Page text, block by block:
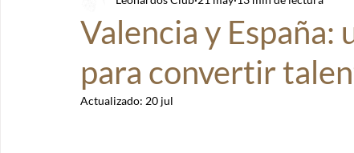
Valencia y
para convertir
Actualizado: 20 jul